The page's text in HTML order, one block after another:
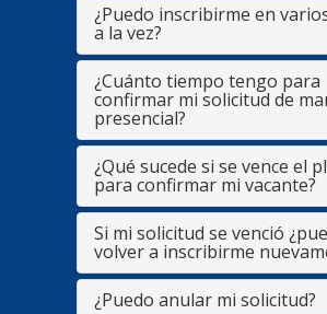
¿Puedo inscribirme en
a la vez?
¿Cuánto tiempo tengo para
confirmar mi solicitud de
presencial?
¿Qué sucede si se vence el
para confirmar mi vacante?
Si mi solicitud se venció
volver a inscribirme
¿Puedo anular mi solicitud?